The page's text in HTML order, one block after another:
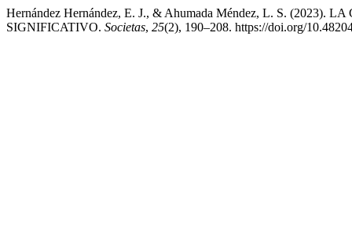
Hernández Hernández, E. J., & Ahumada Méndez, L. S. (2023).
SIGNIFICATIVO. Societas, 25(2), 190–208. https://doi.org/